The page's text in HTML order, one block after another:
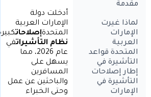
مقدمة
لماذا غيرت
الإمارات
العربية
المتحدة قواعد
التأشيرة في
إطار إصلاحات
التأشيرة في
الإمارات
أدخلت دولة
الإمارات العربية
المتحدةإصلاحاتكبيرة
نظام التأشيراتفي
عام 2026، مما
يسهل على
المسافرين
والباحثين عن عمل
وحتى الخبراء